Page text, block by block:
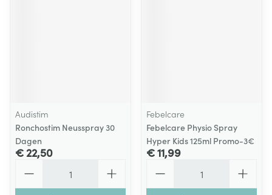
Audistim
Ronchostim Neusspray 30
Dagen
€ 22,50
Febelcare
Febelcare Physio Spray
Hyper Kids 125ml Promo-3€
€ 11,99